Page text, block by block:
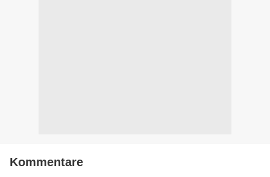
Kommentare